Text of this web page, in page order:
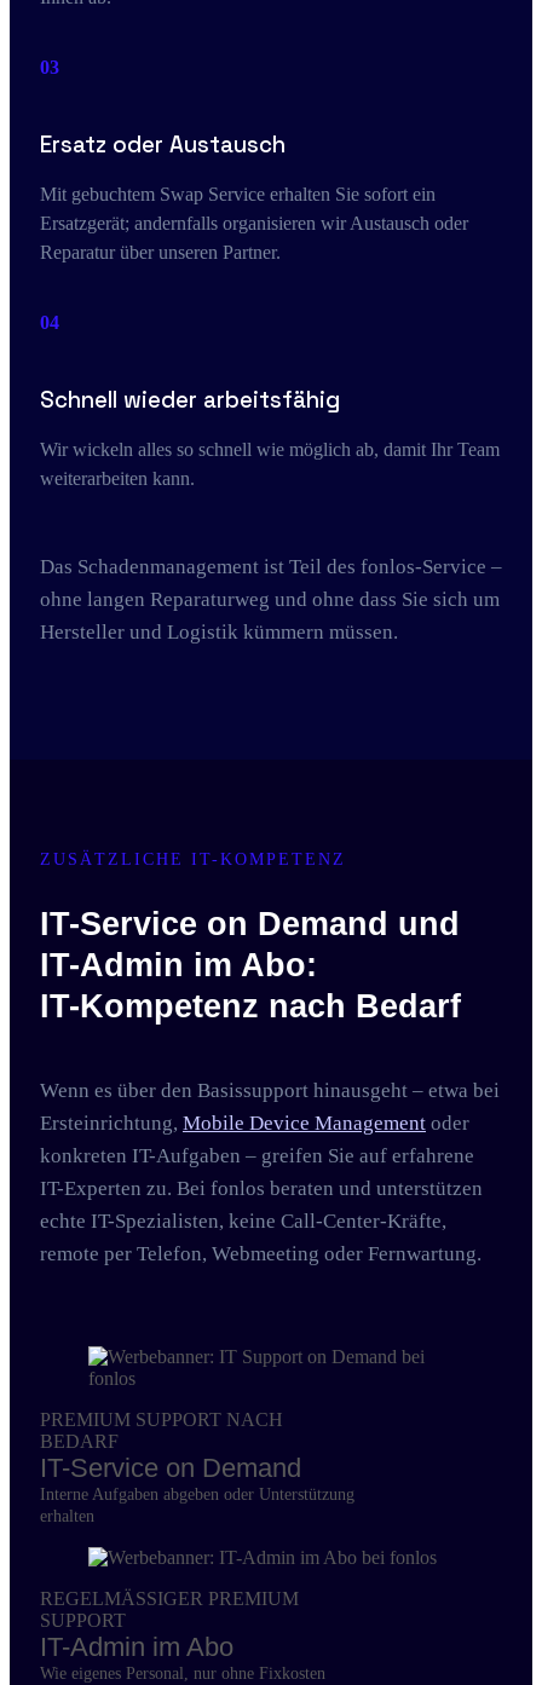
03
Ersatz oder Austausch
Mit gebuchtem Swap Service erhalten Sie sofort ein
Ersatzgerät; andernfalls organisieren wir Austausch oder
Reparatur über unseren Partner.
04
Schnell wieder arbeitsfähig
Wir wickeln alles so schnell wie möglich ab, damit Ihr Team
weiterarbeiten kann.
Das Schadenmanagement ist Teil des fonlos-Service –
ohne langen Reparaturweg und ohne dass Sie sich um
Hersteller und Logistik kümmern müssen.
ZUSÄTZLICHE IT-KOMPETENZ
IT-Service on Demand und
IT-Admin im Abo:
IT-Kompetenz nach Bedarf
Wenn es über den Basissupport hinausgeht – etwa bei
Ersteinrichtung, Mobile Device Management oder
konkreten IT-Aufgaben – greifen Sie auf erfahrene
IT-Experten zu. Bei fonlos beraten und unterstützen
echte IT-Spezialisten, keine Call-Center-Kräfte,
remote per Telefon, Webmeeting oder Fernwartung.
PREMIUM SUPPORT NACH
BEDARF
IT-Service on Demand
Interne Aufgaben abgeben oder Unterstützung
erhalten
REGELMÄSSIGER PREMIUM
SUPPORT
IT-Admin im Abo
Wie eigenes Personal, nur ohne Fixkosten